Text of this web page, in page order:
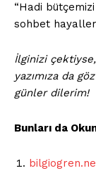
“Hadi
sohbet
İlginizi
yazımıza da
günler dilerim!
Bunları da